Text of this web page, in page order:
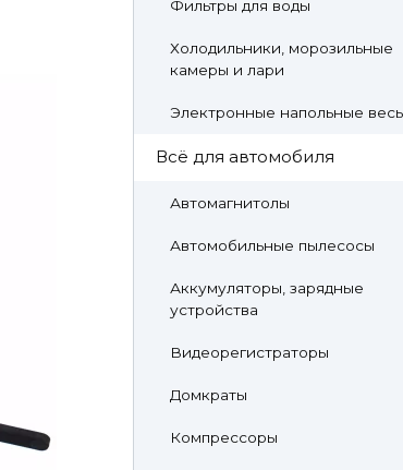
Фильтры для воды
Холодильники, морозильные
камеры и лари
Электронные напольные
Всё для автомобиля
Автомагнитолы
Автомобильные пылесосы
Аккумуляторы, зарядные
устройства
Видеорегистраторы
Домкраты
Компрессоры